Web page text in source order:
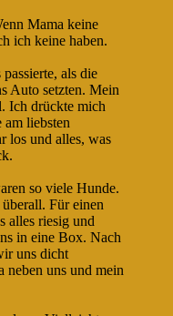
Mama keine
ich keine haben.
als die
Auto setzten. Mein
Ich drückte mich
liebsten
los und alles, was
so viele Hunde.
Für einen
alles riesig und
in eine Box. Nach
uns dicht
neben uns und mein